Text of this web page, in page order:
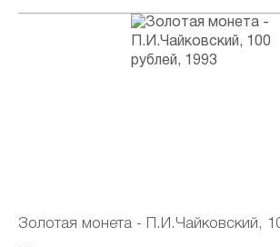
Золотая монета - П.И.Чайковский,